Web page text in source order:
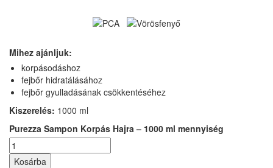
Mihez ajánljuk:
korpásodáshoz
fejbőr hidratálásához
fejbőr gyulladásának csökkentéséhez
Kiszerelés: 1000 ml
Purezza Sampon Korpás Hajra – 1000 ml mennyiség
Kosárba